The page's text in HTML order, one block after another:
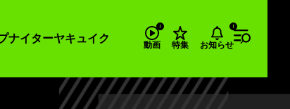
ナイターヤキュイク
動画 特集 お知らせ